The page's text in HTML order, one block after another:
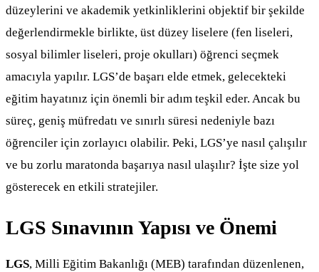
düzeylerini ve akademik yetkinliklerini objektif bir şekilde
değerlendirmekle birlikte, üst düzey liselere (fen liseleri,
sosyal bilimler liseleri, proje okulları) öğrenci seçmek
amacıyla yapılır. LGS’de başarı elde etmek, gelecekteki
eğitim hayatınız için önemli bir adım teşkil eder. Ancak bu
süreç, geniş müfredatı ve sınırlı süresi nedeniyle bazı
öğrenciler için zorlayıcı olabilir. Peki, LGS’ye nasıl çalışılır
ve bu zorlu maratonda başarıya nasıl ulaşılır? İşte size yol
gösterecek en etkili stratejiler.
LGS Sınavının Yapısı ve Önemi
LGS, Milli Eğitim Bakanlığı (MEB) tarafından düzenlenen,